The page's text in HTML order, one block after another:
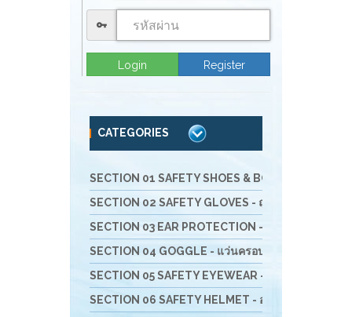
Login Register
CATEGORIES
SECTION 01 SAFETY SHOES & BOOTS - รองเท้า
SECTION 02 SAFETY GLOVES - ถุงมือนิรภัย
SECTION 03 EAR PROTECTION - อุปกรณ์สำหรับลด
SECTION 04 GOGGLE - แว่นครอบตานิรภัย
SECTION 05 SAFETY EYEWEAR - แว่นตานิรภัย แ
SECTION 06 SAFETY HELMET - อุปกรณ์ป้องกันศีร